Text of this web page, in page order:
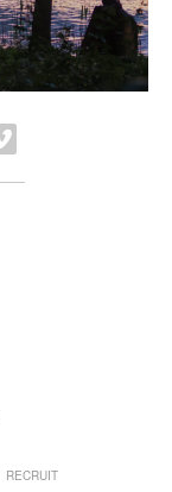
RECRUIT